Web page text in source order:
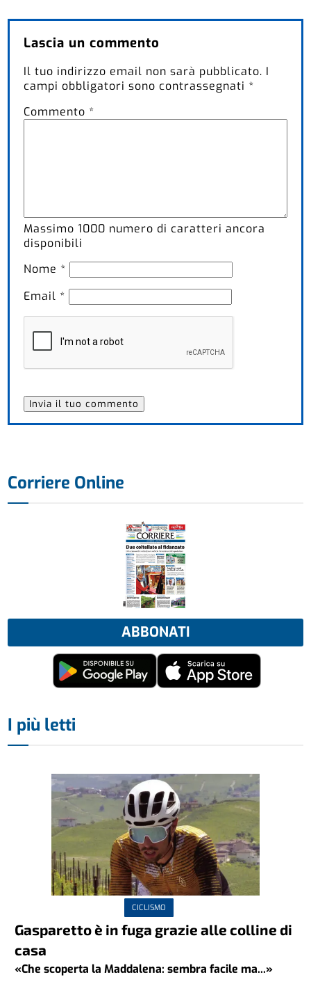
Lascia un commento
Il tuo indirizzo email non sarà pubblicato. I
campi obbligatori sono contrassegnati *
Commento *
Massimo1000 numero di caratteri ancora
disponibili
Nome *
Email *
Corriere Online
ABBONATI
I più letti
CICLISMO
Gasparetto è in fuga grazie alle colline di
casa
«Che scoperta la Maddalena: sembra facile ma...»